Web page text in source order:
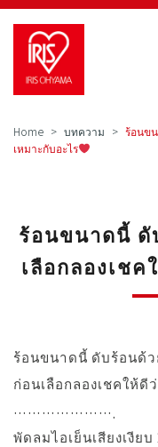
Home บทความ
ร้อนข
เหมาะกับอะไร
ร้อนขนาดนี้
เลือกลองเชค
ร้อนขนาดนี้ ดับร้อนด้
ก่อนเลือกลองเชคให้ดี
………………….
พัดลมไอเย็นเสียงเงีย